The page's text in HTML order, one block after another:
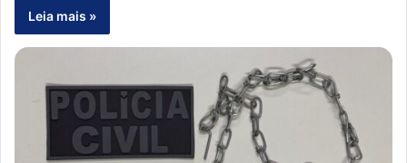
Leia mais »